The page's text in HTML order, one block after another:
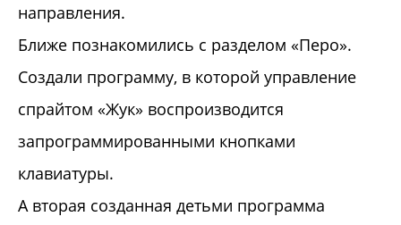
направления.
Ближе познакомились с разделом «Перо».
Создали программу, в которой управление
спрайтом «Жук» воспроизводится
запрограммированными кнопками
клавиатуры.
А вторая созданная детьми программа